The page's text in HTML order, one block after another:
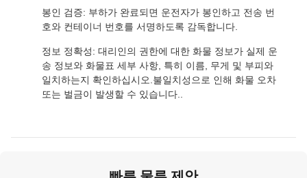
봉인 검증: 부하가 완료되면 운전자가 봉인하고 전송 번
호와 컨테이너 번호를 서명하도록 감독합니다.
정보 정확성: 대리인의 권한에 대한 화물 정보가 실제 운
송 정보와 화물표 세부 사항, 특히 이름, 무게 및 부피와
일치하는지 확인하십시오.불일치성으로 인해 화물 오차
또는 벌금이 발생할 수 있습니다..